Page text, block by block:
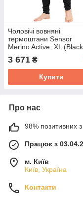
Чоловічі вовняні
термоштани Sensor
Merino Active, XL
3 671 ₴
Купити
Про нас
98% позитивних з
Працює з
м. Київ
Київ, Україна
Контакти